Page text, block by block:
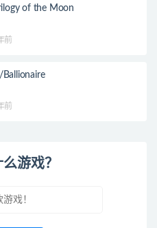
of the Moon
前
前
游戏？